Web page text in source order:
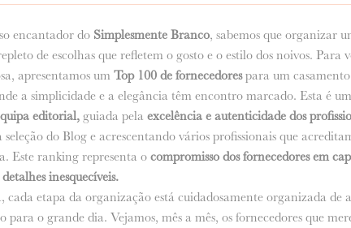
encantador do Simplesmente Branco, sabemos que organizar
de escolhas que refletem o gosto e o estilo dos noivos. Para
apresentamos um Top 100 de fornecedorespara um
a simplicidade e a elegância têm encontro marcado. Esta é
editorial,guiada pela excelência e autenticidade dos
do Blog e acrescentando vários profissionais que
Este ranking representa o compromisso dos fornecedores em
inesquecíveis.
cada etapa da organização está cuidadosamente organizada de
para o grande dia. Vejamos, mês a mês, os fornecedores que